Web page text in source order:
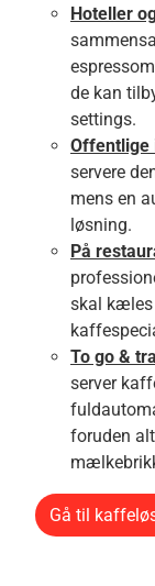
Hoteller
de kan
settings.
Offentlige
servere
mens en
løsning.
På
skal kæles
To go &
server
foruden
Gå til